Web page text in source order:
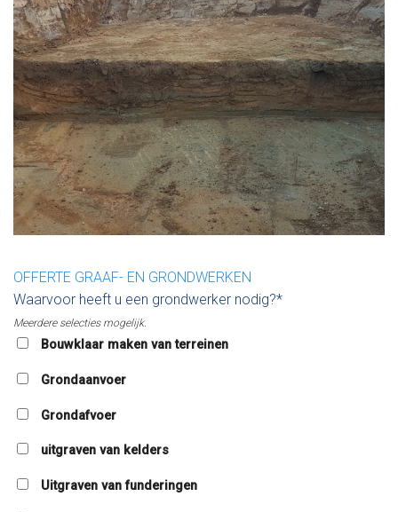
OFFERTE GRAAF- EN GRONDWERKEN
Waarvoor heeft u een grondwerker nodig?*
Meerdere selecties mogelijk.
Bouwklaar maken van terreinen
Grondaanvoer
Grondafvoer
uitgraven van kelders
Uitgraven van funderingen